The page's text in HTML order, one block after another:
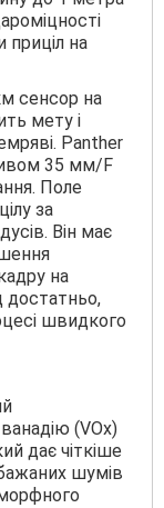
на
сенсор на
мету і
Panther
35 мм/F
Поле
за
Він має
на
достатньо,
швидкого
(VOx)
дає чіткіше
шумів